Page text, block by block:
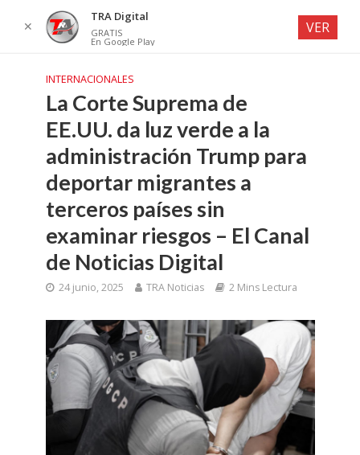
INTERNACIONALES
La Corte Suprema de
EE.UU. da luz verde a la
administración Trump para
deportar migrantes a
terceros países sin
examinar riesgos – El Canal
de Noticias Digital
24 junio, 2025 TRA Noticias 2 Mins Lectura
✕
TRA Digital
GRATIS
En Google Play
VER